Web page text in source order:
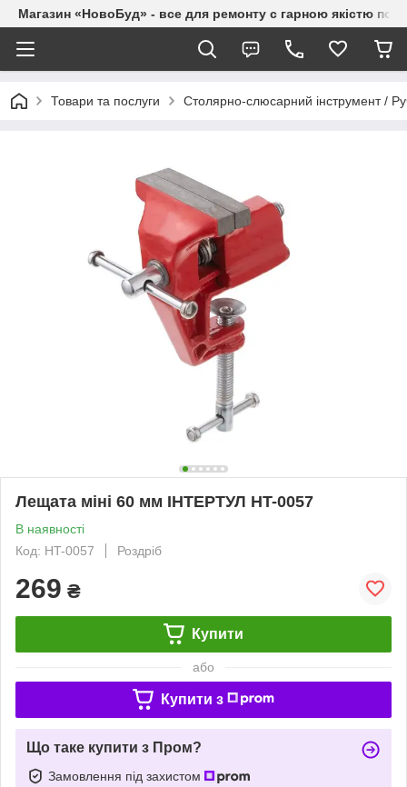
Магазин «НовоБуд» - все для ремонту с гарною якістю по
Товари та послуги Столярно-слюсарний інструмент /
Лещата міні 60 мм ІНТЕРТУЛ HT-0057
В наявності
Код: HT-0057
Роздріб
269 ₴
Купити
або
Купити з
Що таке купити з Пром?
Замовлення під захистом